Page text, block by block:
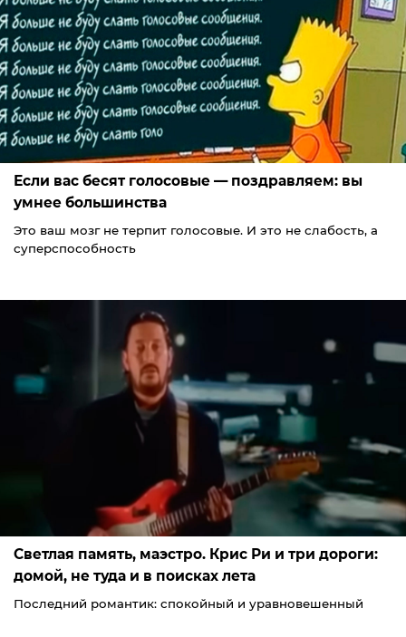
Если вас бесят голосовые — поздравляем: вы
умнее большинства
Это ваш мозг не терпит голосовые. И это не слабость, а
суперспособность
Светлая память, маэстро. Крис Ри и три дороги:
домой, не туда и в поисках лета
Последний романтик: спокойный и уравновешенный